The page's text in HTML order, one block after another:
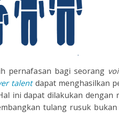
pernafasan bagi seorang
talentdapat menghasilkan
ini dapat dilakukan dengan
tulang rusuk